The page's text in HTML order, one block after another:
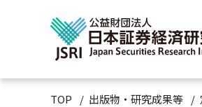
TOP 出版物・研究成果等